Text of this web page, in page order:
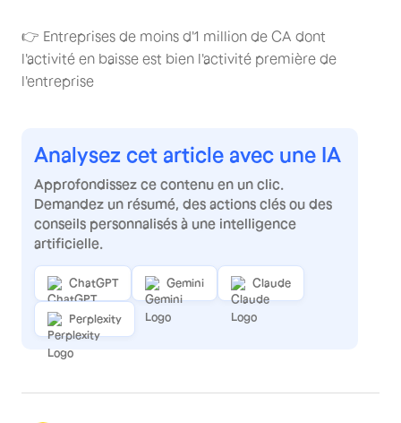
👉 Entreprises de moins d'1 million de CA dont
l'activité en baisse est bien l'activité première de
l'entreprise
Analysez cet article avec une IA
Approfondissez ce contenu en un clic.
Demandez un résumé, des actions clés ou des
conseils personnalisés à une intelligence
artificielle.
ChatGPT Gemini Claude
Perplexity